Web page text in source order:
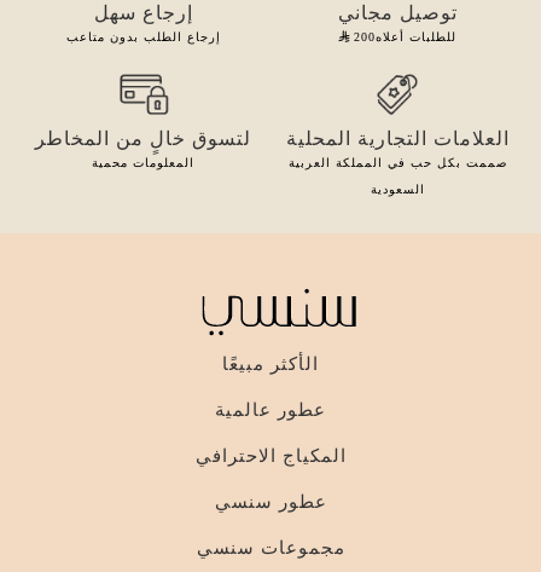
توصيل مجاني
للطلبات أعلاه200
إرجاع سهل
إرجاع الطلب بدون متاعب
العلامات التجارية المحلية
صممت بكل حب في المملكة العربية
السعودية
لتسوق خالٍ من المخاطر
المعلومات محمية
الأكثر مبيعًا
عطور عالمية
المكياج الاحترافي
عطور سنسي
مجموعات سنسي